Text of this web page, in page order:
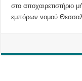
στο αποχαιρετιστήριο
εμπόρων νομού